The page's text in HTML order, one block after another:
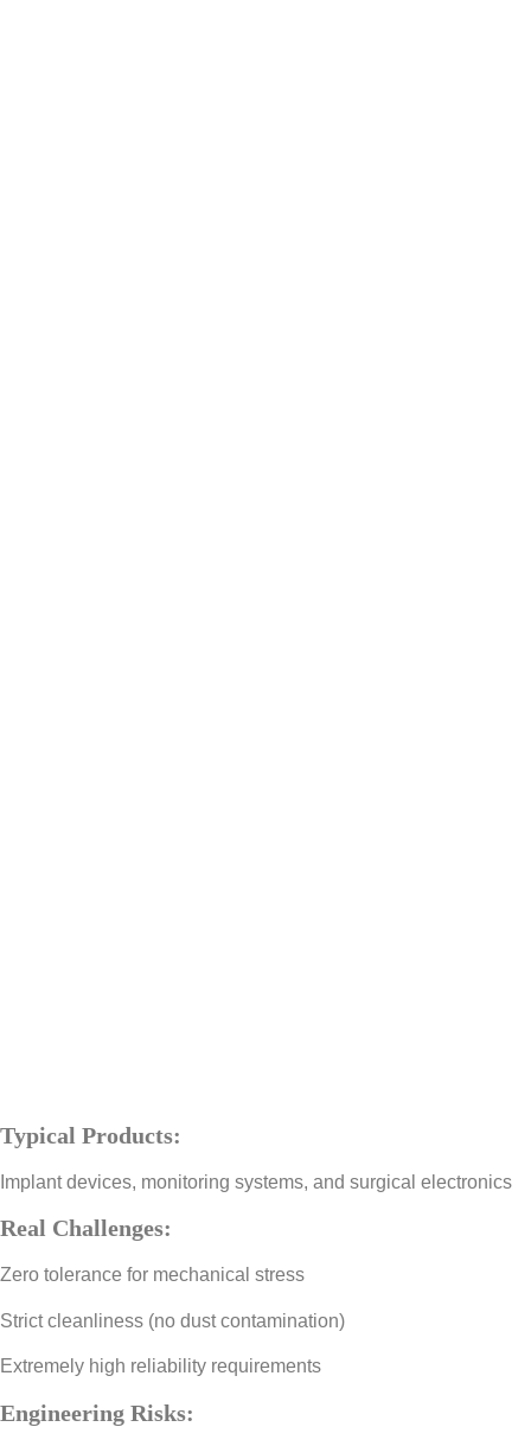
Typical Products:
Implant devices, monitoring systems, and surgical electronics
Real Challenges:
Zero tolerance for mechanical stress
Strict cleanliness (no dust contamination)
Extremely high reliability requirements
Engineering Risks: